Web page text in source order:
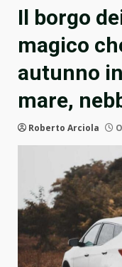
Il borgo
magico
autunno
mare,
Roberto Arciola